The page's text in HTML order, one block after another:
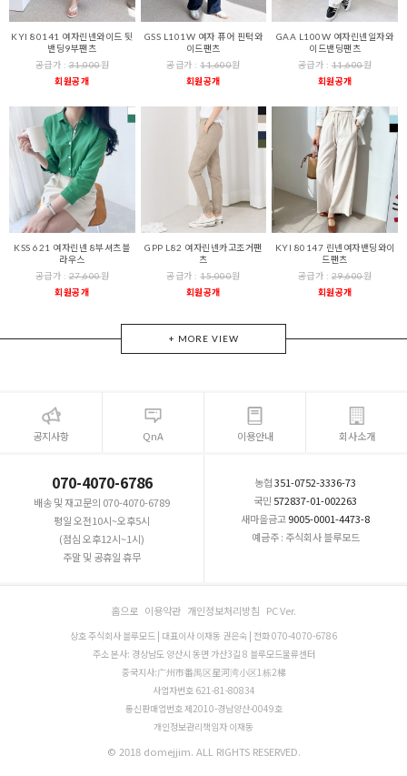
KYI 80141 여자린넨와이드 뒷
밴딩9부팬츠
공급가 :31,000원
회원공개
GSS L101W 여자 퓨어 핀턱와
이드팬츠
공급가 :11,600원
회원공개
GAA L100W 여자린넨일자와
이드밴딩팬츠
공급가 : 11,600원
회원공개
KSS 621 여자린넨 8부셔츠블
라우스
공급가 :27,600원
회원공개
GPP L82 여자린넨카고조거팬
츠
공급가 :15,000원
회원공개
KYI 80147 린넨여자밴딩와이
드팬츠
공급가 : 29,600원
회원공개
+ MORE VIEW
공지사항 QnA 이용안내 회사소개
070-4070-6786
배송 및 재고문의 070-4070-6789
평일 오전10시~오후5시
(점심 오후12시~1시)
주말 및 공휴일 휴무
농협351-0752-3336-73
국민 572837-01-002263
새마을금고9005-0001-4473-8
예금주 : 주식회사 블루모드
홈으로 이용약관 개인정보처리방침 PC Ver.
상호 주식회사 블루모드 | 대표이사 이재동 권은숙 | 전화 070-4070-6786
주소 본사: 경상남도 양산시 동면 가산3길 8 블루모드물류센터
중국지사:广州市番禺区星河湾小区1栋2梯
사업자번호 621-81-80834
통신판매업번호 제2010-경남양산-0049호
개인정보관리책임자 이재동
© 2018 domejjim. ALL RIGHTS RESERVED.